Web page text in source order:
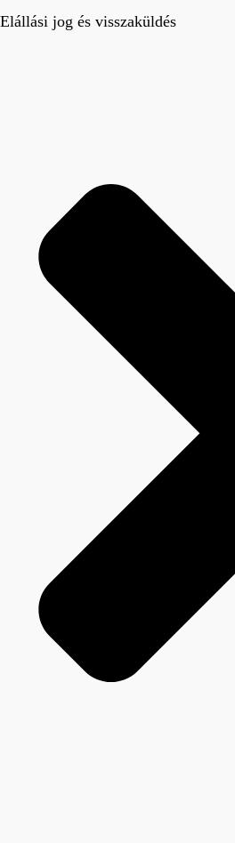
Elállási jog és visszaküldés